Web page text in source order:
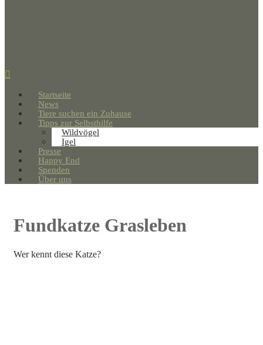
Startseite
News
Tiere suchen ein Zuhause
Tipps zur Selbsthilfe
Wildvögel
Igel
Presse
Happy End
Spenden
Über uns
Fundkatze Grasleben
Wer kennt diese Katze?